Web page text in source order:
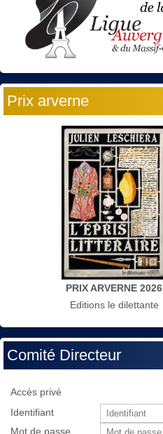
Prix arverne
PRIX ARVERNE 2026
Editions le dilettante
Comité Directeur
Accès privé
Identifiant
Mot de passe